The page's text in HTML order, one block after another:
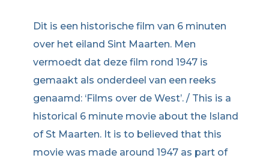
Dit is een historische film van 6 minuten
over het eiland Sint Maarten. Men
vermoedt dat deze film rond 1947 is
gemaakt als onderdeel van een reeks
genaamd: ‘Films over de West’. / This is a
historical 6 minute movie about the Island
of St Maarten. It is to believed that this
movie was made around 1947 as part of